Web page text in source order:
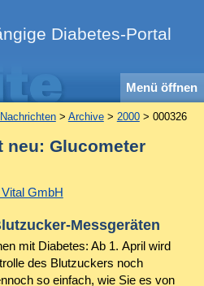
Diabetes-Portal
Menü öffnen
> Archive> 2000> 000326
neu: Glucometer
GmbH
Messgeräten
mit Diabetes: Ab 1. April wird
des Blutzuckers noch
so einfach, wie Sie es von